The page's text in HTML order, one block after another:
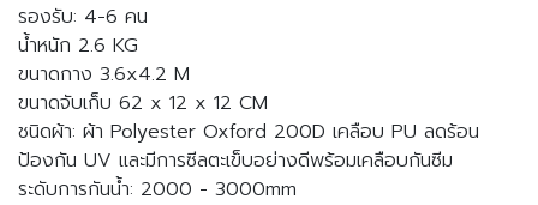
รองรับ: 4-6 คน
น้ำหนัก 2.6 KG
ขนาดกาง 3.6x4.2 M
ขนาดจับเก็บ 62 x 12 x 12 CM
ชนิดผ้า: ผ้า Polyester Oxford 200D เคลือบ PU ลดร้อน
ป้องกัน UV และมีการซีลตะเข็บอย่างดีพร้อมเคลือบกันซีม
ระดับการกันน้ำ: 2000 - 3000mm